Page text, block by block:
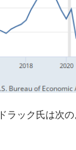
ラック氏は次